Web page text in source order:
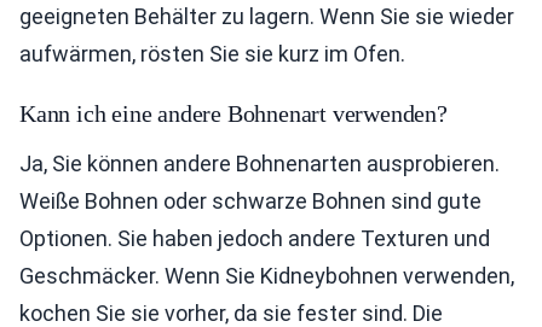
geeigneten Behälter zu lagern. Wenn Sie sie wieder
aufwärmen, rösten Sie sie kurz im Ofen.
Kann ich eine andere Bohnenart verwenden?
Ja, Sie können andere Bohnenarten ausprobieren.
Weiße Bohnen oder schwarze Bohnen sind gute
Optionen. Sie haben jedoch andere Texturen und
Geschmäcker. Wenn Sie Kidneybohnen verwenden,
kochen Sie sie vorher, da sie fester sind. Die